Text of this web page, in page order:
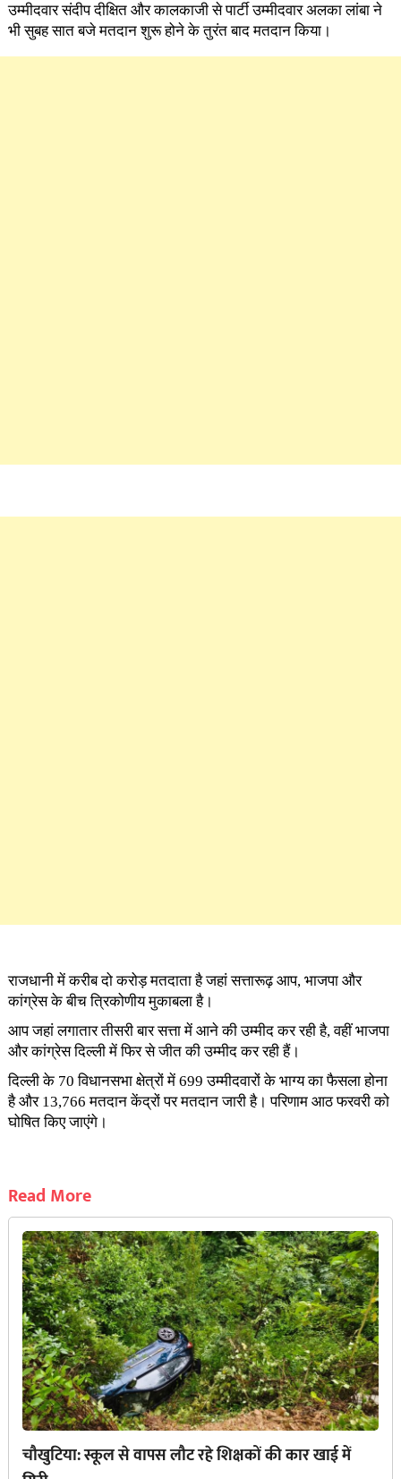
उम्मीदवार संदीप दीक्षित और कालकाजी से पार्टी उम्मीदवार अलका लांबा ने
भी सुबह सात बजे मतदान शुरू होने के तुरंत बाद मतदान किया।
राजधानी में करीब दो करोड़ मतदाता है जहां सत्तारूढ़ आप, भाजपा और
कांग्रेस के बीच त्रिकोणीय मुकाबला है।
आप जहां लगातार तीसरी बार सत्ता में आने की उम्मीद कर रही है, वहीं भाजपा
और कांग्रेस दिल्ली में फिर से जीत की उम्मीद कर रही हैं।
दिल्ली के 70 विधानसभा क्षेत्रों में 699 उम्मीदवारों के भाग्य का फैसला होना
है और 13,766 मतदान केंद्रों पर मतदान जारी है। परिणाम आठ फरवरी को
घोषित किए जाएंगे।
Read More
चौखुटिया: स्कूल से वापस लौट रहे शिक्षकों की कार खाई में